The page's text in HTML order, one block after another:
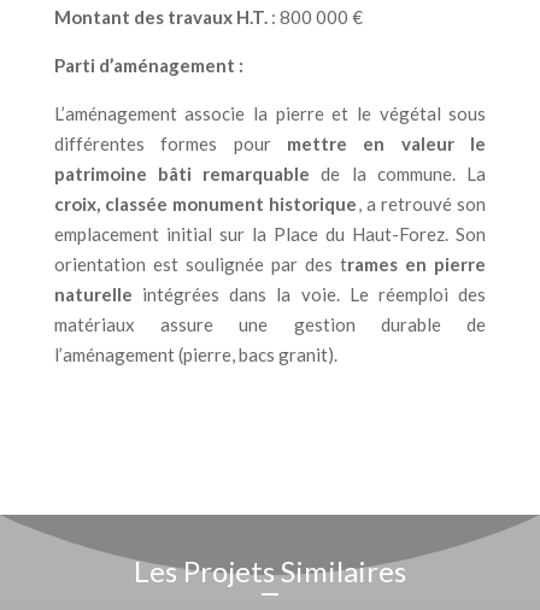
Montant des travaux H.T.: 800 000 €
Parti d’aménagement :
L’aménagement associe la pierre et le végétal sous
différentes formes pour mettre en valeur le
patrimoine bâti remarquable de la commune. La
croix, classée monument historique, a retrouvé son
emplacement initial sur la Place du Haut-Forez. Son
orientation est soulignée par des trames en pierre
naturelle intégrées dans la voie. Le réemploi des
matériaux assure une gestion durable de
l’aménagement (pierre, bacs granit).
Les Projets Similaires